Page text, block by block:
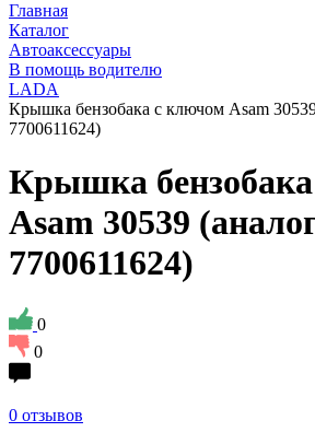
Главная
Каталог
Автоаксессуары
В помощь водителю
LADA
Крышка бензобака с ключом Asam
7700611624)
Крышка
Asam 30539
7700611624)
0
0
0 отзывов